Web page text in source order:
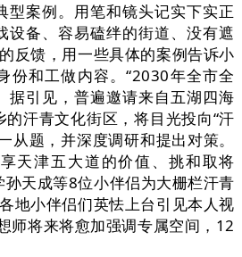
型案例。用笔和镜头记实下实正
设备、容易磕绊的街道、没有遮
反馈，用一些具体的案例告诉小
份和工做内容。“2030年全市全
据引见，普遍邀请来自五湖四海
汗青文化街区，将目光投向“汗
从题，并深度调研和提出对策。
天津五大道的价值、挑和取将
天成等8位小伴侣为大栅栏汗青
地小伴侣们英怯上台引见本人视
师将来将愈加强调专属空间，12